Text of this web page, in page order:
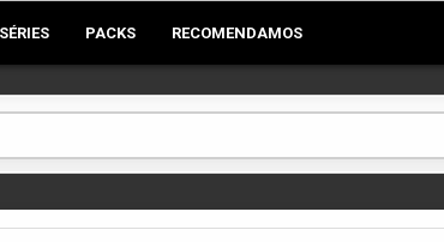
SÉRIES PACKS RECOMENDAMOS